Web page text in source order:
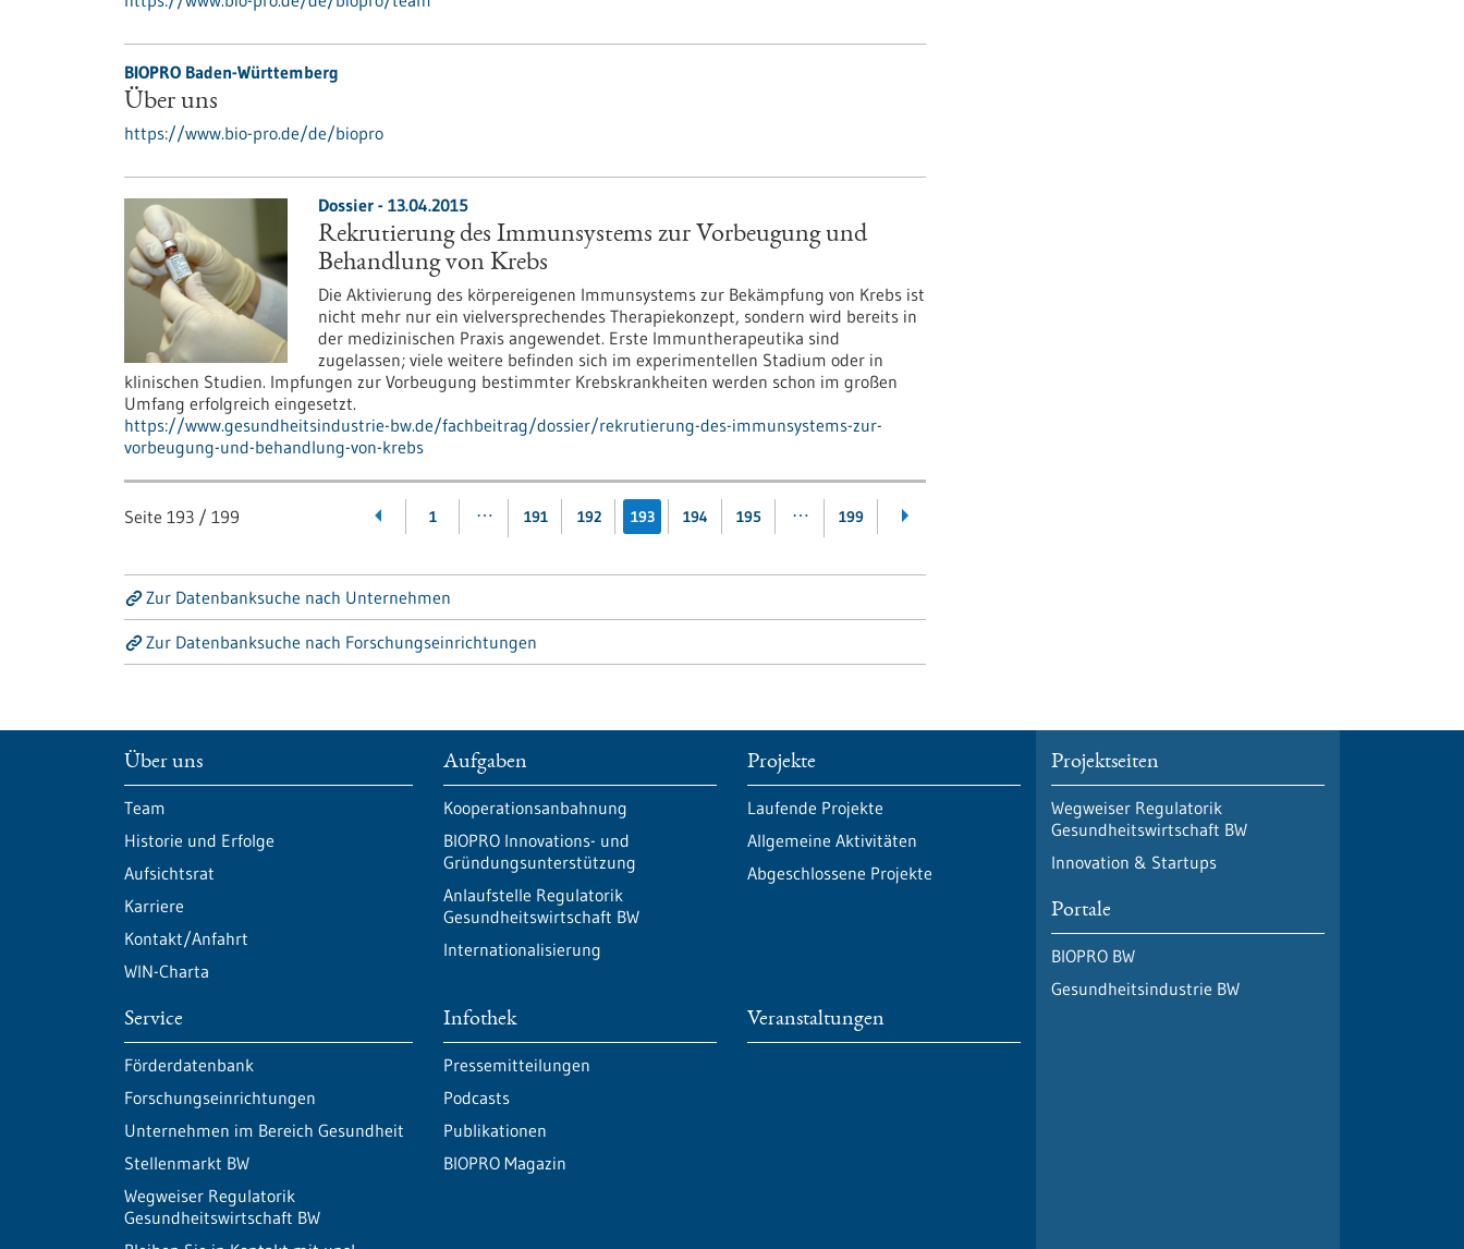
BIOPRO Baden-Württemberg
Über uns
https://www.bio-pro.de/de/biopro
Dossier - 13.04.2015
Rekrutierung des Immunsystems zur Vorbeugung und
Behandlung von Krebs
Die Aktivierung des körpereigenen Immunsystems zur Bekämpfung von Krebs ist
nicht mehr nur ein vielversprechendes Therapiekonzept, sondern wird bereits in
der medizinischen Praxis angewendet. Erste Immuntherapeutika sind
zugelassen; viele weitere befinden sich im experimentellen Stadium oder in
klinischen Studien. Impfungen zur Vorbeugung bestimmter Krebskrankheiten werden schon im großen
Umfang erfolgreich eingesetzt.
https://www.gesundheitsindustrie-bw.de/fachbeitrag/dossier/rekrutierung-des-immunsystems-zur-
vorbeugung-und-behandlung-von-krebs
Seite 193 / 199 1 … 191 192 193 194 195 … 199
Zur Datenbanksuche nach Unternehmen
Zur Datenbanksuche nach Forschungseinrichtungen
Über uns
Team
Historie und Erfolge
Aufsichtsrat
Karriere
Kontakt/Anfahrt
WIN-Charta
Aufgaben
Kooperationsanbahnung
BIOPRO Innovations- und
Gründungsunterstützung
Anlaufstelle Regulatorik
Gesundheitswirtschaft BW
Internationalisierung
Projekte
Laufende Projekte
Allgemeine Aktivitäten
Abgeschlossene Projekte
Service
Förderdatenbank
Forschungseinrichtungen
Unternehmen im Bereich Gesundheit
Stellenmarkt BW
Wegweiser Regulatorik
Gesundheitswirtschaft BW
Infothek
Pressemitteilungen
Podcasts
Publikationen
BIOPRO Magazin
Veranstaltungen
Projektseiten
Wegweiser Regulatorik
Gesundheitswirtschaft BW
Innovation & Startups
Portale
BIOPRO BW
Gesundheitsindustrie BW